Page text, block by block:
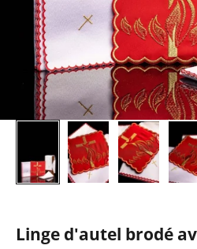
Linge d'autel brodé